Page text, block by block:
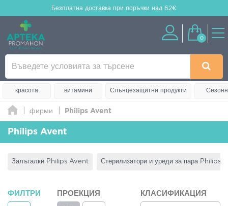
Безплатна доставка при поръчки над 62€
0
красота витамини Слънцезащитни продукти
фирми Philips Avent
Philips Avent
Залъгалки Philips Avent Стерилизатори и уреди за пара Philips
ФИЛТРИ ПРОЕКЦИЯ КЛАСИФИКАЦИЯ